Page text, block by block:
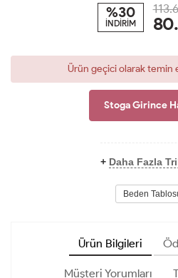
%30
İNDİRİM
Ürün geçici olarak temin
Stoga Girince
+ Daha Fazla
Beden
Ürün Bilgileri
Müşteri Yorumları